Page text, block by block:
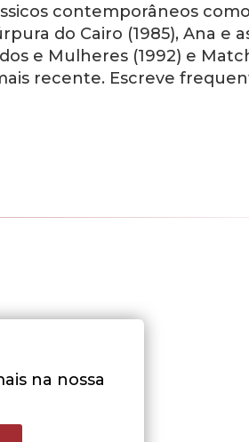
contemporâneos como
do Cairo (1985), Ana e
e Mulheres (1992) e
recente. Escreve
na nossa